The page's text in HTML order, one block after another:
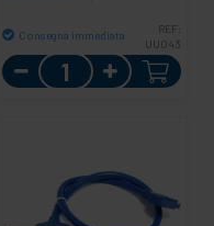
Consegna immediata
REF:
UU043
Quantità